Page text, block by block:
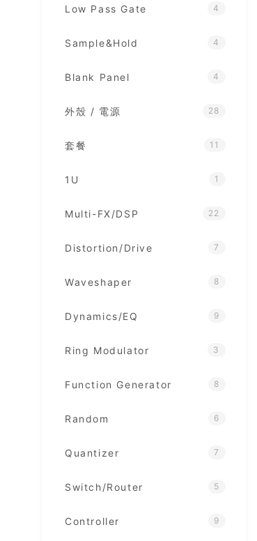
Low Pass Gate 4
Sample&Hold 4
Blank Panel 4
外殼 / 電源 28
套餐 11
1U 1
Multi-FX/DSP 22
Distortion/Drive 7
Waveshaper 8
Dynamics/EQ 9
Ring Modulator 3
Function Generator 8
Random 6
Quantizer 7
Switch/Router 5
Controller 9